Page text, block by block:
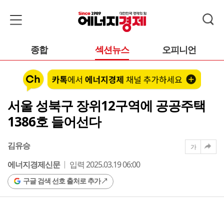
종합 섹션뉴스 오피니언
서울 성북구 장위12구역에 공공주택
1386호 들어선다
김유승
에너지경제신문
입력 2025.03.19 06:00
구글 검색 선호 출처로 추가
가